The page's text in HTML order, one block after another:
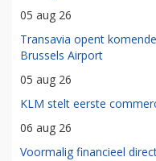
05 aug 26
Transavia opent
Brussels Airport
05 aug 26
KLM stelt eerste
06 aug 26
Voormalig financieel